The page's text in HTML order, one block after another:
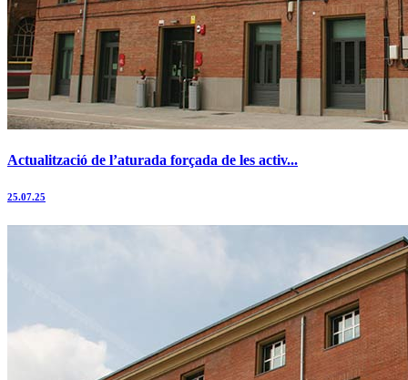
Actualització de l’aturada forçada de les activ...
25.07.25